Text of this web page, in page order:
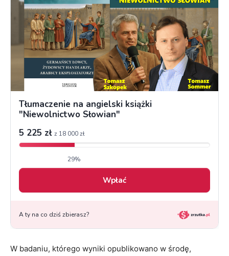
W badaniu, którego wyniki opublikowano w środę,